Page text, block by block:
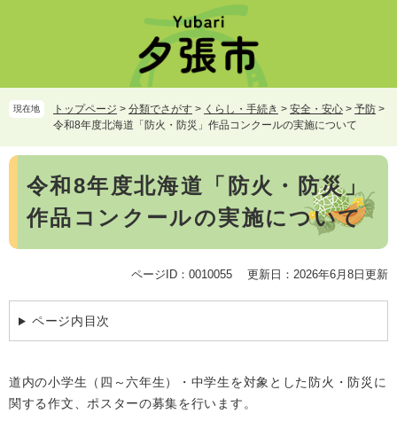
頭
で
飛
ば
て
現在地 トップページ > 分類でさがす > くらし・手続き > 安全・安心 > 予防 >
令和8年度北海道「防火・防災」作品コンクールの実施について
本
令和8年度北海道「防火・防災」
作品コンクールの実施について
ページID：0010055 更新日：2026年6月8日更新
ページ内目次
道内の小学生（四～六年生）・中学生を対象とした防火・防災に
関する作文、ポスターの募集を行います。